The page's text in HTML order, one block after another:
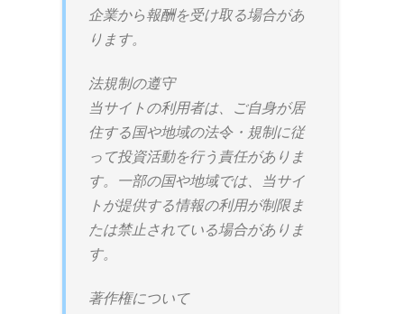
企業から報酬を受け取る場合があ
ります。
法規制の遵守
当サイトの利用者は、ご自身が居
住する国や地域の法令・規制に従
って投資活動を行う責任がありま
す。一部の国や地域では、当サイ
トが提供する情報の利用が制限ま
たは禁止されている場合がありま
す。
著作権について